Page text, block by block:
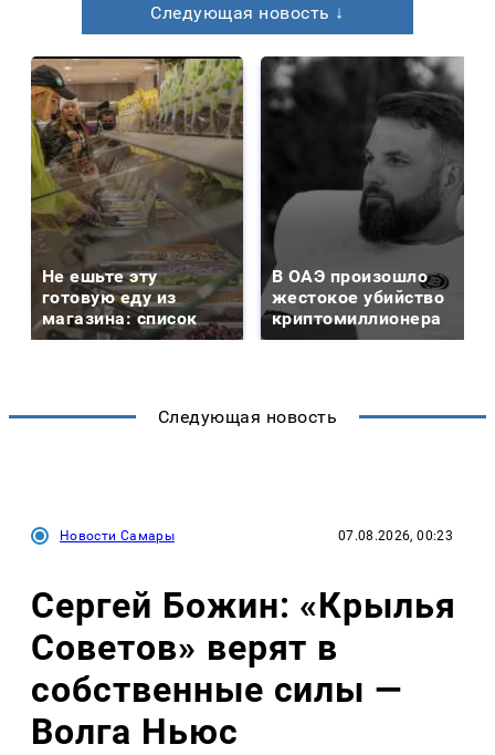
Следующая новость ↓
Не ешьте эту
готовую еду из
магазина: список
В ОАЭ произошло
жестокое убийство
криптомиллионера
Следующая новость
Новости Самары 07.08.2026, 00:23
Сергей Божин: «Крылья
Советов» верят в
собственные силы —
Волга Ньюс